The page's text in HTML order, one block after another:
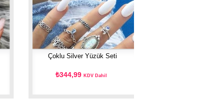
Çoklu Silver Yüzük Seti
₺344,99KDV Dahil